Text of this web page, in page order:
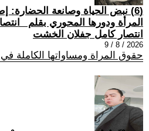
(6) نبض الحياة وصانعة الحضارة:
المرأة ودورها المحوري بقلم
انتصار كامل جفلان الخشت
2026 / 8 / 9
حقوق المراة ومساواتها الكاملة